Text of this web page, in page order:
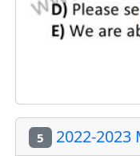
5 2022-2023